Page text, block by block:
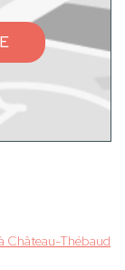
Château-Thébaud